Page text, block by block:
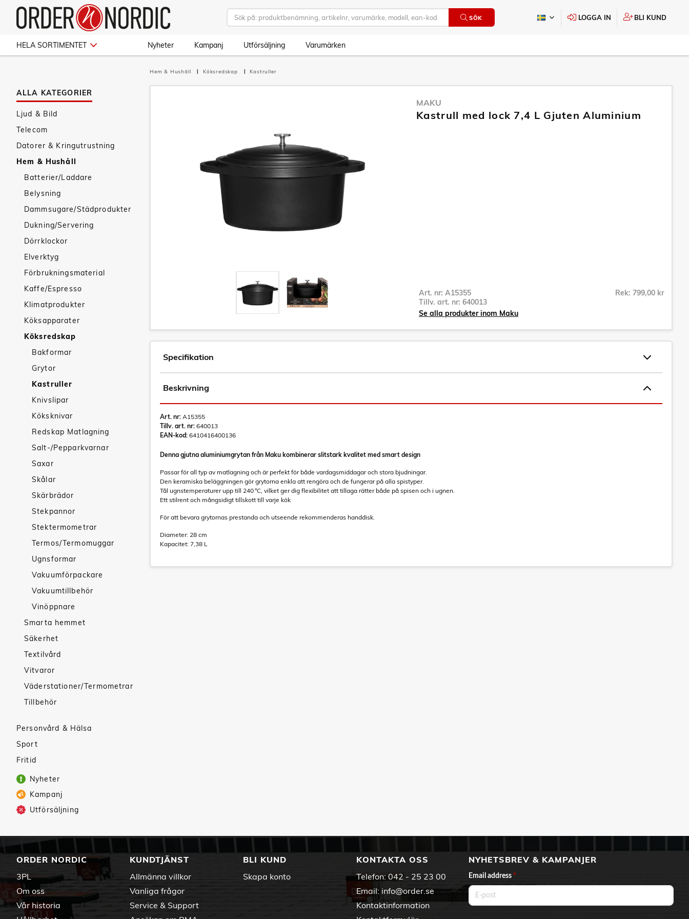
SÖK LOGGA IN BLI KUND
HELA SORTIMENTET Nyheter Kampanj Utförsäljning Varumärken
ALLA KATEGORIER
Ljud & Bild
Telecom
Datorer & Kringutrustning
Hem & Hushåll
Batterier/Laddare
Belysning
Dammsugare/Städprodukter
Dukning/Servering
Dörrklockor
Elverktyg
Förbrukningsmaterial
Kaffe/Espresso
Klimatprodukter
Köksapparater
Köksredskap
Bakformar
Grytor
Kastruller
Knivslipar
Köksknivar
Redskap Matlagning
Salt-/Pepparkvarnar
Saxar
Skålar
Skärbrädor
Stekpannor
Stektermometrar
Termos/Termomuggar
Ugnsformar
Vakuumförpackare
Vakuumtillbehör
Vinöppnare
Smarta hemmet
Säkerhet
Textilvård
Vitvaror
Väderstationer/Termometrar
Tillbehör
Personvård & Hälsa
Sport
Fritid
Nyheter
Kampanj
Utförsäljning
Hem & Hushåll Köksredskap Kastruller
MAKU
Kastrull med lock 7,4 L Gjuten Aluminium
Art. nr: A15355
Tillv. art. nr: 640013
Rek: 799,00 kr
Se alla produkter inom Maku
Specifikation
Beskrivning
Art. nr: A15355
Tillv. art. nr: 640013
EAN-kod: 6410416400136
Denna gjutna aluminiumgrytan från Maku kombinerar slitstark kvalitet med smart design
Passar för all typ av matlagning och är perfekt för både vardagsmiddagar och stora bjudningar.
Den keramiska beläggningen gör grytorna enkla att rengöra och de fungerar på alla spistyper.
Tål ugnstemperaturer upp till 240 °C, vilket ger dig flexibilitet att tillaga rätter både på spisen och i ugnen.
Ett stilrent och mångsidigt tillskott till varje kök
För att bevara grytornas prestanda och utseende rekommenderas handdisk.
Diameter: 28 cm
Kapacitet: 7,38 L
ORDER NORDIC
3PL
Om oss
Vår historia
KUNDTJÄNST
Allmänna villkor
Vanliga frågor
Service & Support
BLI KUND
Skapa konto
KONTAKTA OSS
Telefon: 042 - 25 23 00
Email: info@order.se
Kontaktinformation
NYHETSBREV & KAMPANJER
Email address *